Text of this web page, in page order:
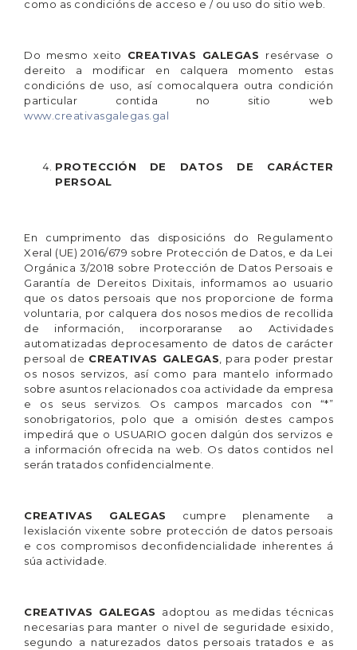
como as condicións de acceso e / ou uso do sitio web.
Do mesmo xeito CREATIVAS GALEGAS resérvase o
dereito a modificar en calquera momento estas
condicións de uso, así comocalquera outra condición
particular contida no sitio web
www.creativasgalegas.gal
PROTECCIÓN DE DATOS DE CARÁCTER
PERSOAL
En cumprimento das disposicións do Regulamento
Xeral (UE) 2016/679 sobre Protección de Datos, e da Lei
Orgánica 3/2018 sobre Protección de Datos Persoais e
Garantía de Dereitos Dixitais, informamos ao usuario
que os datos persoais que nos proporcione de forma
voluntaria, por calquera dos nosos medios de recollida
de información, incorporaranse ao Actividades
automatizadas deprocesamento de datos de carácter
persoal de CREATIVAS GALEGAS , para poder prestar
os nosos servizos, así como para mantelo informado
sobre asuntos relacionados coa actividade da empresa
e os seus servizos. Os campos marcados con “*”
sonobrigatorios, polo que a omisión destes campos
impedirá que o USUARIO gocen dalgún dos servizos e
a información ofrecida na web. Os datos contidos nel
serán tratados confidencialmente.
CREATIVAS GALEGAS cumpre plenamente a
lexislación vixente sobre protección de datos persoais
e cos compromisos deconfidencialidade inherentes á
súa actividade.
CREATIVAS GALEGAS adoptou as medidas técnicas
necesarias para manter o nivel de seguridade esixido,
segundo a naturezados datos persoais tratados e as